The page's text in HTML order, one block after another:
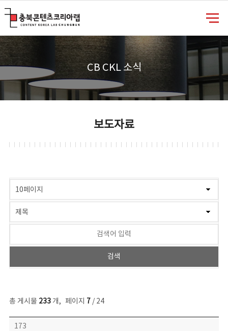
CB CKL 소식
보도자료
총 게시물 233개, 페이지 7 / 24
보도자료 목록 - 번호, 제목, 작성자, 파일, 조회수, 작성일 정보 제공
173